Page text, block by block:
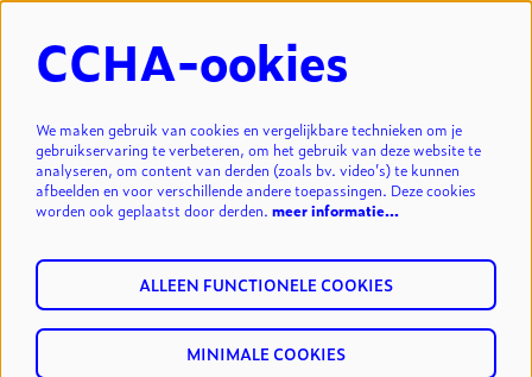
INSCHRIJVEN
CCHA-ookies
We maken gebruik van cookies en vergelijkbare technieken om je
gebruikservaring te verbeteren, om het gebruik van deze website te
analyseren, om content van derden (zoals bv. video’s) te kunnen
afbeelden en voor verschillende andere toepassingen. Deze cookies
worden ook geplaatst door derden. meer informatie…
ALLEEN FUNCTIONELE COOKIES
MINIMALE COOKIES